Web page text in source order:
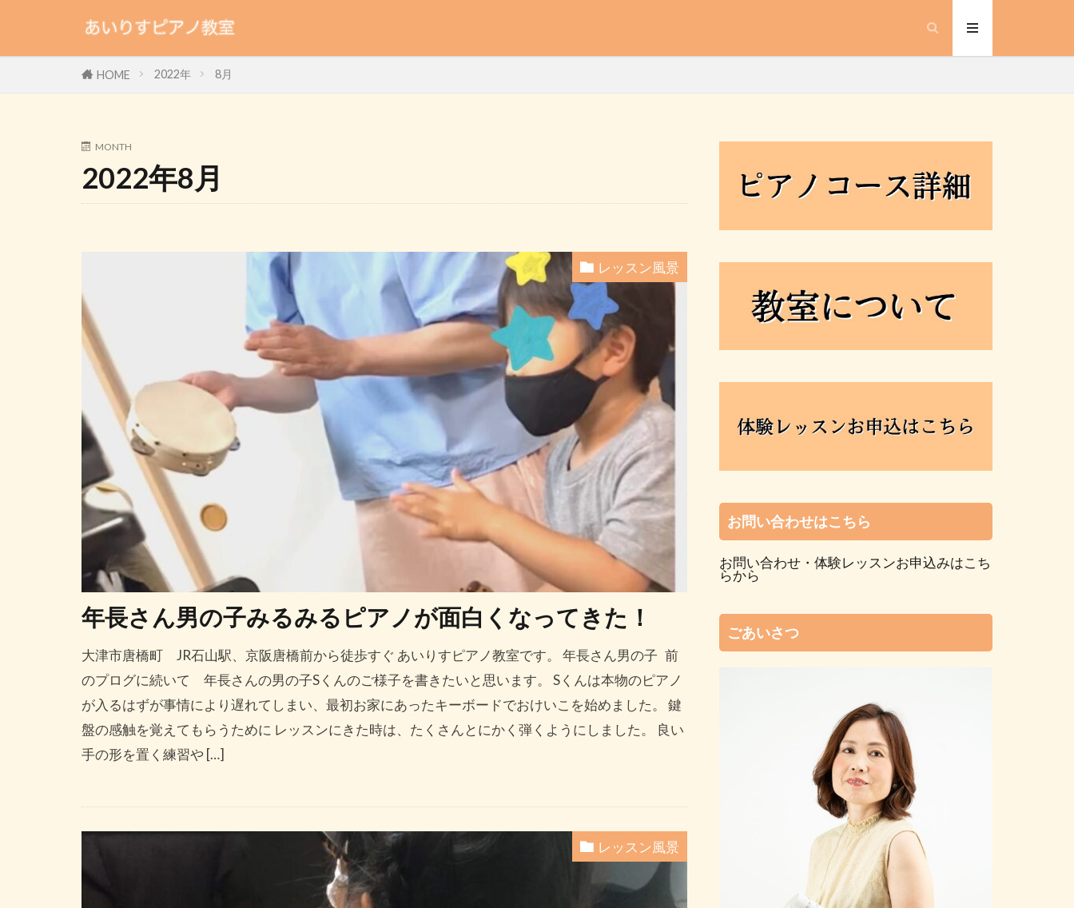
HOME 2022年 8月
MONTH
2022年8月
レッスン風景
年長さん男の子みるみるピアノが面白くなってきた！
大津市唐橋町 JR石山駅、京阪唐橋前から徒歩すぐ あいりすピアノ教室です。 年長さん男の子 前
のプログに続いて 年長さんの男の子Sくんのご様子を書きたいと思います。 Sくんは本物のピアノ
が入るはずが事情により遅れてしまい、最初お家にあったキーボードでおけいこを始めました。 鍵
盤の感触を覚えてもらうために レッスンにきた時は、たくさんとにかく弾くようにしました。 良い
手の形を置く練習や […]
レッスン風景
お問い合わせはこちら
お問い合わせ・体験レッスンお申込みはこち
らから
ごあいさつ